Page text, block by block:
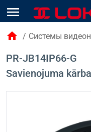
menu
home / Системы
PR-JB14IP66-G
Savienojuma